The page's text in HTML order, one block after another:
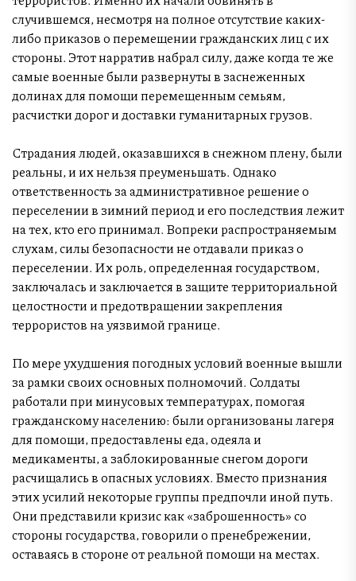
случившемся, несмотря на полное отсутствие каких-
либо приказов о перемещении гражданских лиц с их
стороны. Этот нарратив набрал силу, даже когда те же
самые военные были развернуты в заснеженных
долинах для помощи перемещенным семьям,
расчистки дорог и доставки гуманитарных грузов.
Страдания людей, оказавшихся в снежном плену, были
реальны, и их нельзя преуменьшать. Однако
ответственность за административное решение о
переселении в зимний период и его последствия лежит
на тех, кто его принимал. Вопреки распространяемым
слухам, силы безопасности не отдавали приказ о
переселении. Их роль, определенная государством,
заключалась и заключается в защите территориальной
целостности и предотвращении закрепления
террористов на уязвимой границе.
По мере ухудшения погодных условий военные вышли
за рамки своих основных полномочий. Солдаты
работали при минусовых температурах, помогая
гражданскому населению: были организованы лагеря
для помощи, предоставлены еда, одеяла и
медикаменты, а заблокированные снегом дороги
расчищались в опасных условиях. Вместо признания
этих усилий некоторые группы предпочли иной путь.
Они представили кризис как «заброшенность» со
стороны государства, говорили о пренебрежении,
оставаясь в стороне от реальной помощи на местах.